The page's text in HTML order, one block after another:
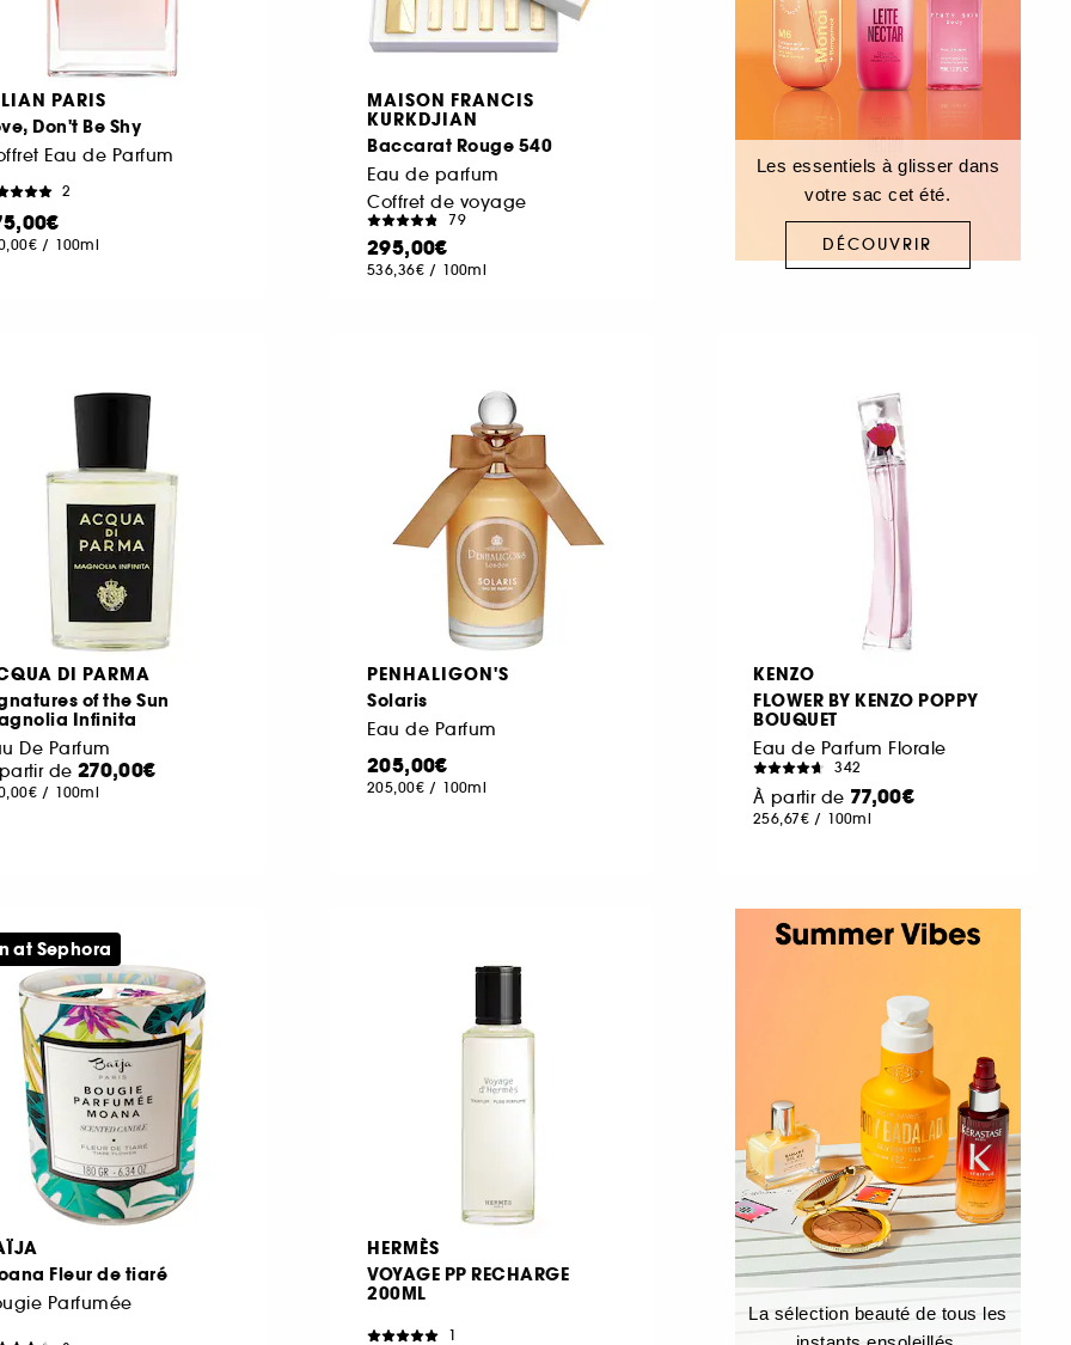
PARIS
Don't Be Shy
Eau de Parfum
2
/ 100ml
MAISON FRANCIS
KURKDJIAN
Baccarat Rouge 540
Eau de parfum
Coffret de voyage
79
295,00€
536,36€ / 100ml
Les essentiels à glisser dans
votre sac cet été.
DÉCOUVRIR
DI PARMA
of the Sun
Infinita
De Parfum
de 270,00€
/ 100ml
PENHALIGON'S
Solaris
Eau de Parfum
205,00€
205,00€ / 100ml
KENZO
FLOWER BY KENZO POPPY
BOUQUET
Eau de Parfum Florale
342
À partir de 77,00€
256,67€ / 100ml
Fleur de tiaré
Parfumée
at Sephora
HERMÈS
VOYAGE PP RECHARGE
200ML
1
La sélection beauté de tous les